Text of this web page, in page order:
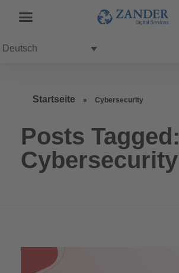
Deutsch
Startseite » Cybersecurity
Posts Tagged:
Cybersecurity